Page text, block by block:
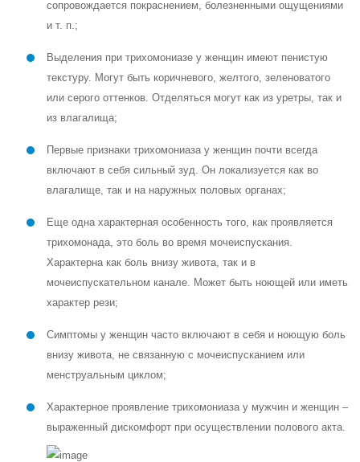
сопровождается покраснением, болезненными ощущениями
и т. п.;
Выделения при трихомониазе у женщин имеют пенистую
текстуру. Могут быть коричневого, желтого, зеленоватого
или серого оттенков. Отделяться могут как из уретры, так и
из влагалища;
Первые признаки трихомониаза у женщин почти всегда
включают в себя сильный зуд. Он локализуется как во
влагалище, так и на наружных половых органах;
Еще одна характерная особенность того, как проявляется
трихомонада, это боль во время мочеиспускания.
Характерна как боль внизу живота, так и в
мочеиспускательном канале. Может быть ноющей или иметь
характер рези;
Симптомы у женщин часто включают в себя и ноющую боль
внизу живота, не связанную с мочеиспусканием или
менструальным циклом;
Характерное проявление трихомониаза у мужчин и женщин –
выраженный дискомфорт при осуществлении полового акта.